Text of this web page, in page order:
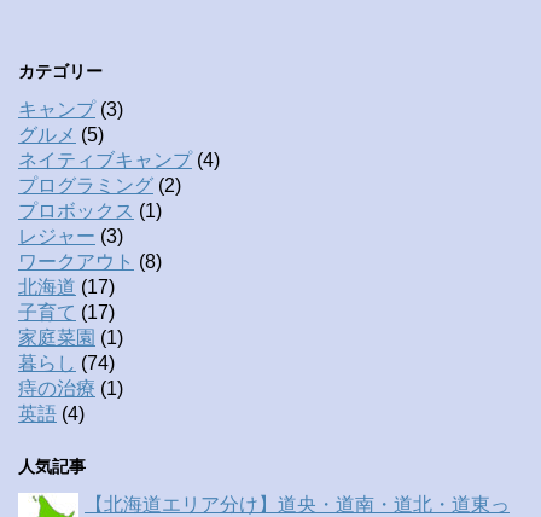
カテゴリー
キャンプ(3)
グルメ (5)
ネイティブキャンプ(4)
プログラミング (2)
プロボックス (1)
レジャー (3)
ワークアウト (8)
北海道 (17)
子育て (17)
家庭菜園 (1)
暮らし (74)
痔の治療 (1)
英語 (4)
人気記事
【北海道エリア分け】道央・道南・道北・道東っ